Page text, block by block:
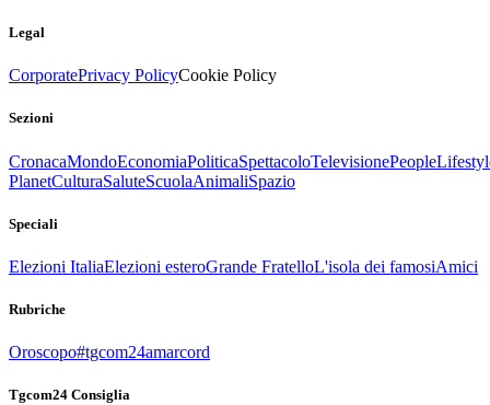
Legal
CorporatePrivacy PolicyCookie Policy
Sezioni
CronacaMondoEconomiaPoliticaSpettacoloTelevisionePeople
PlanetCulturaSaluteScuolaAnimaliSpazio
Speciali
Elezioni ItaliaElezioni esteroGrande FratelloL'isola dei famosiAmici
Rubriche
Oroscopo#tgcom24amarcord
Tgcom24 Consiglia